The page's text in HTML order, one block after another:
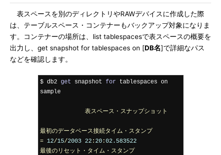
表スペースを別のディレクトリやRAWデバイスに作成した際
は、テーブルスペース・コンテナーもバックアップ対象になりま
す。コンテナーの場所は、list tablespacesで表スペースの概要を
出力し、get snapshot for tablespaces on [DB名]で詳細なパス
などを確認します。
$ db2 get snapshot for tablespaces on
sample
表スペース・スナップショット
最初のデータベース接続タイム・スタンプ
= 12/15/2003 22:20:02.583522
最後のリセット・タイム・スタンプ